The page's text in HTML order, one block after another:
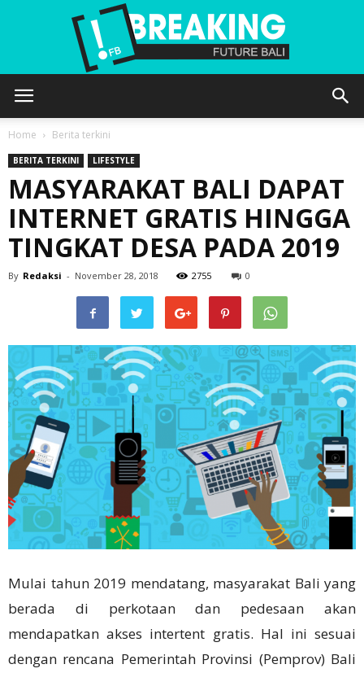
Bali
Home Berita terkini
BERITA TERKINI LIFESTYLE
MASYARAKAT BALI DAPAT
INTERNET GRATIS HINGGA
TINGKAT DESA PADA 2019
By Redaksi - November 28, 2018 2755 0
Mulai tahun 2019 mendatang, masyarakat Bali yang
berada di perkotaan dan pedesaan akan
mendapatkan akses intertent gratis. Hal ini sesuai
dengan rencana Pemerintah Provinsi (Pemprov) Bali